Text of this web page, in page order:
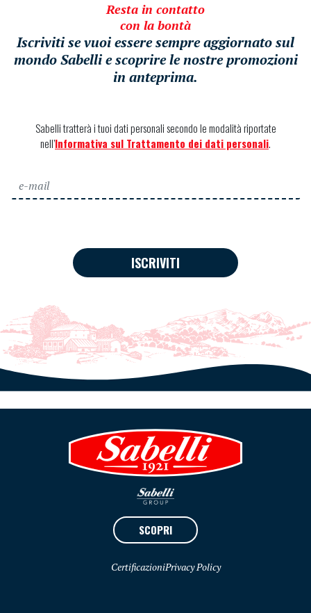
Resta in contatto
con la bontà
Iscriviti se vuoi essere sempre aggiornato sul
mondo Sabelli e scoprire le nostre promozioni
in anteprima.
Sabelli tratterà i tuoi dati personali secondo le modalità riportate
nell’Informativa sul Trattamento dei dati personali.
ISCRIVITI
SCOPRI
CertificazioniPrivacy Policy